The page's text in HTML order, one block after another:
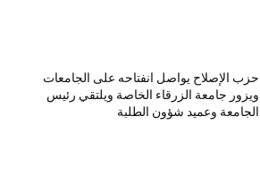
حزب الإصلاح يواصل انفتاحه على الجامعات
ويزور جامعة الزرقاء الخاصة ويلتقي رئيس
الجامعة وعميد شؤون الطلبة